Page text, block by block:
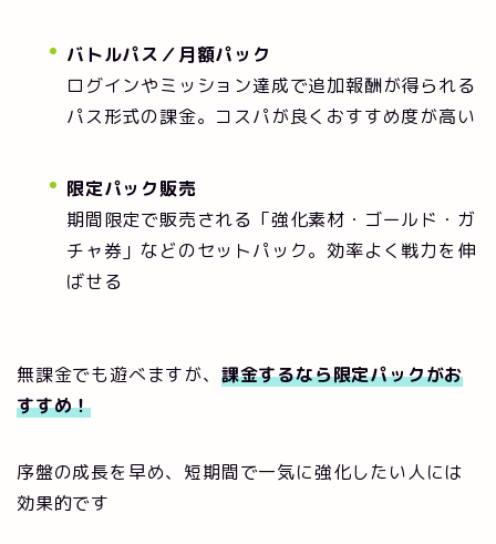
バトルパス／月額パック
ログインやミッション達成で追加報酬が得られる
パス形式の課金。コスパが良くおすすめ度が高い
限定パック販売
期間限定で販売される「強化素材・ゴールド・ガ
チャ券」などのセットパック。効率よく戦力を伸
ばせる
無課金でも遊べますが、 課金するなら限定パックがお
すすめ！
序盤の成長を早め、短期間で一気に強化したい人には
効果的です